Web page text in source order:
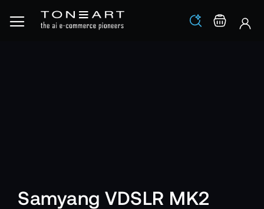
Los
Samyang VDSLR MK2